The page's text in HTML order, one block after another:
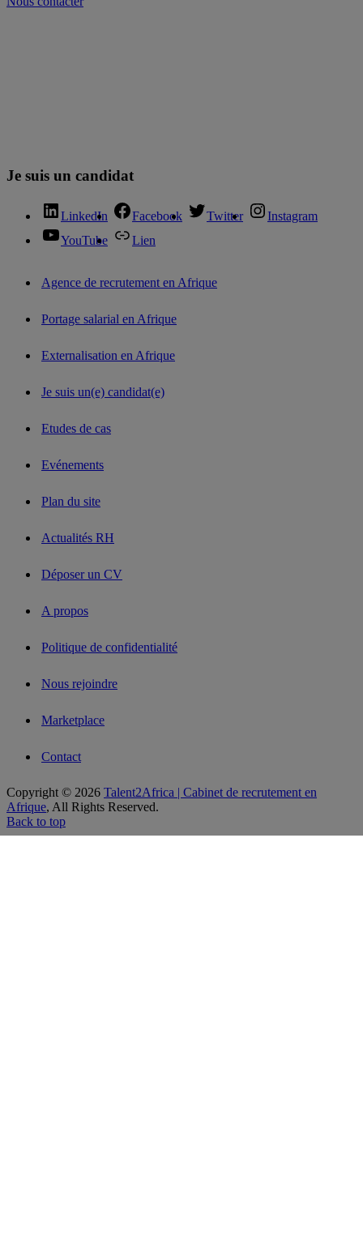
Je suis un candidat
LinkedIn Facebook Twitter
Instagram
YouTube
Lien
Agence de recrutement en Afrique
Portage salarial en Afrique
Externalisation en Afrique
Je suis un(e) candidat(e)
Etudes de cas
Evénements
Plan du site
Actualités RH
Déposer un CV
A propos
Politique de confidentialité
Nous rejoindre
Marketplace
Contact
Copyright © 2026 Talent2Africa | Cabinet de recrutement en
Afrique, All Rights Reserved.
Back to top